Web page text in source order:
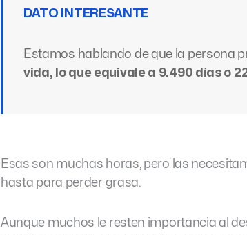
DATO INTERESANTE
Estamos hablando de que la persona
vida, lo que equivale a 9.490 días o
Esas son muchas horas, pero las
hasta para perder grasa.
Aunque muchos le resten importancia al